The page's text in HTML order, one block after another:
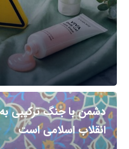
دشمن با جنگ ترکیبی
انقلاب اسلامی است